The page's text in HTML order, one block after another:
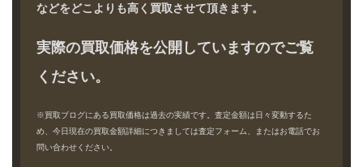
などをどこよりも高く買取させて頂きます。
実際の買取価格を公開していますのでご覧
ください。
※買取ブログにある買取価格は過去の実績です。査定金額は日々変動するた
め、今日現在の買取金額詳細につきましては査定フォーム、またはお電話でお
問い合わせください。